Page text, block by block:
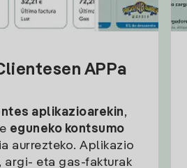
APPa
aplikazioarekin,
eguneko kontsumo
aurrezteko. Aplikazio
argi- eta gas-fakturak